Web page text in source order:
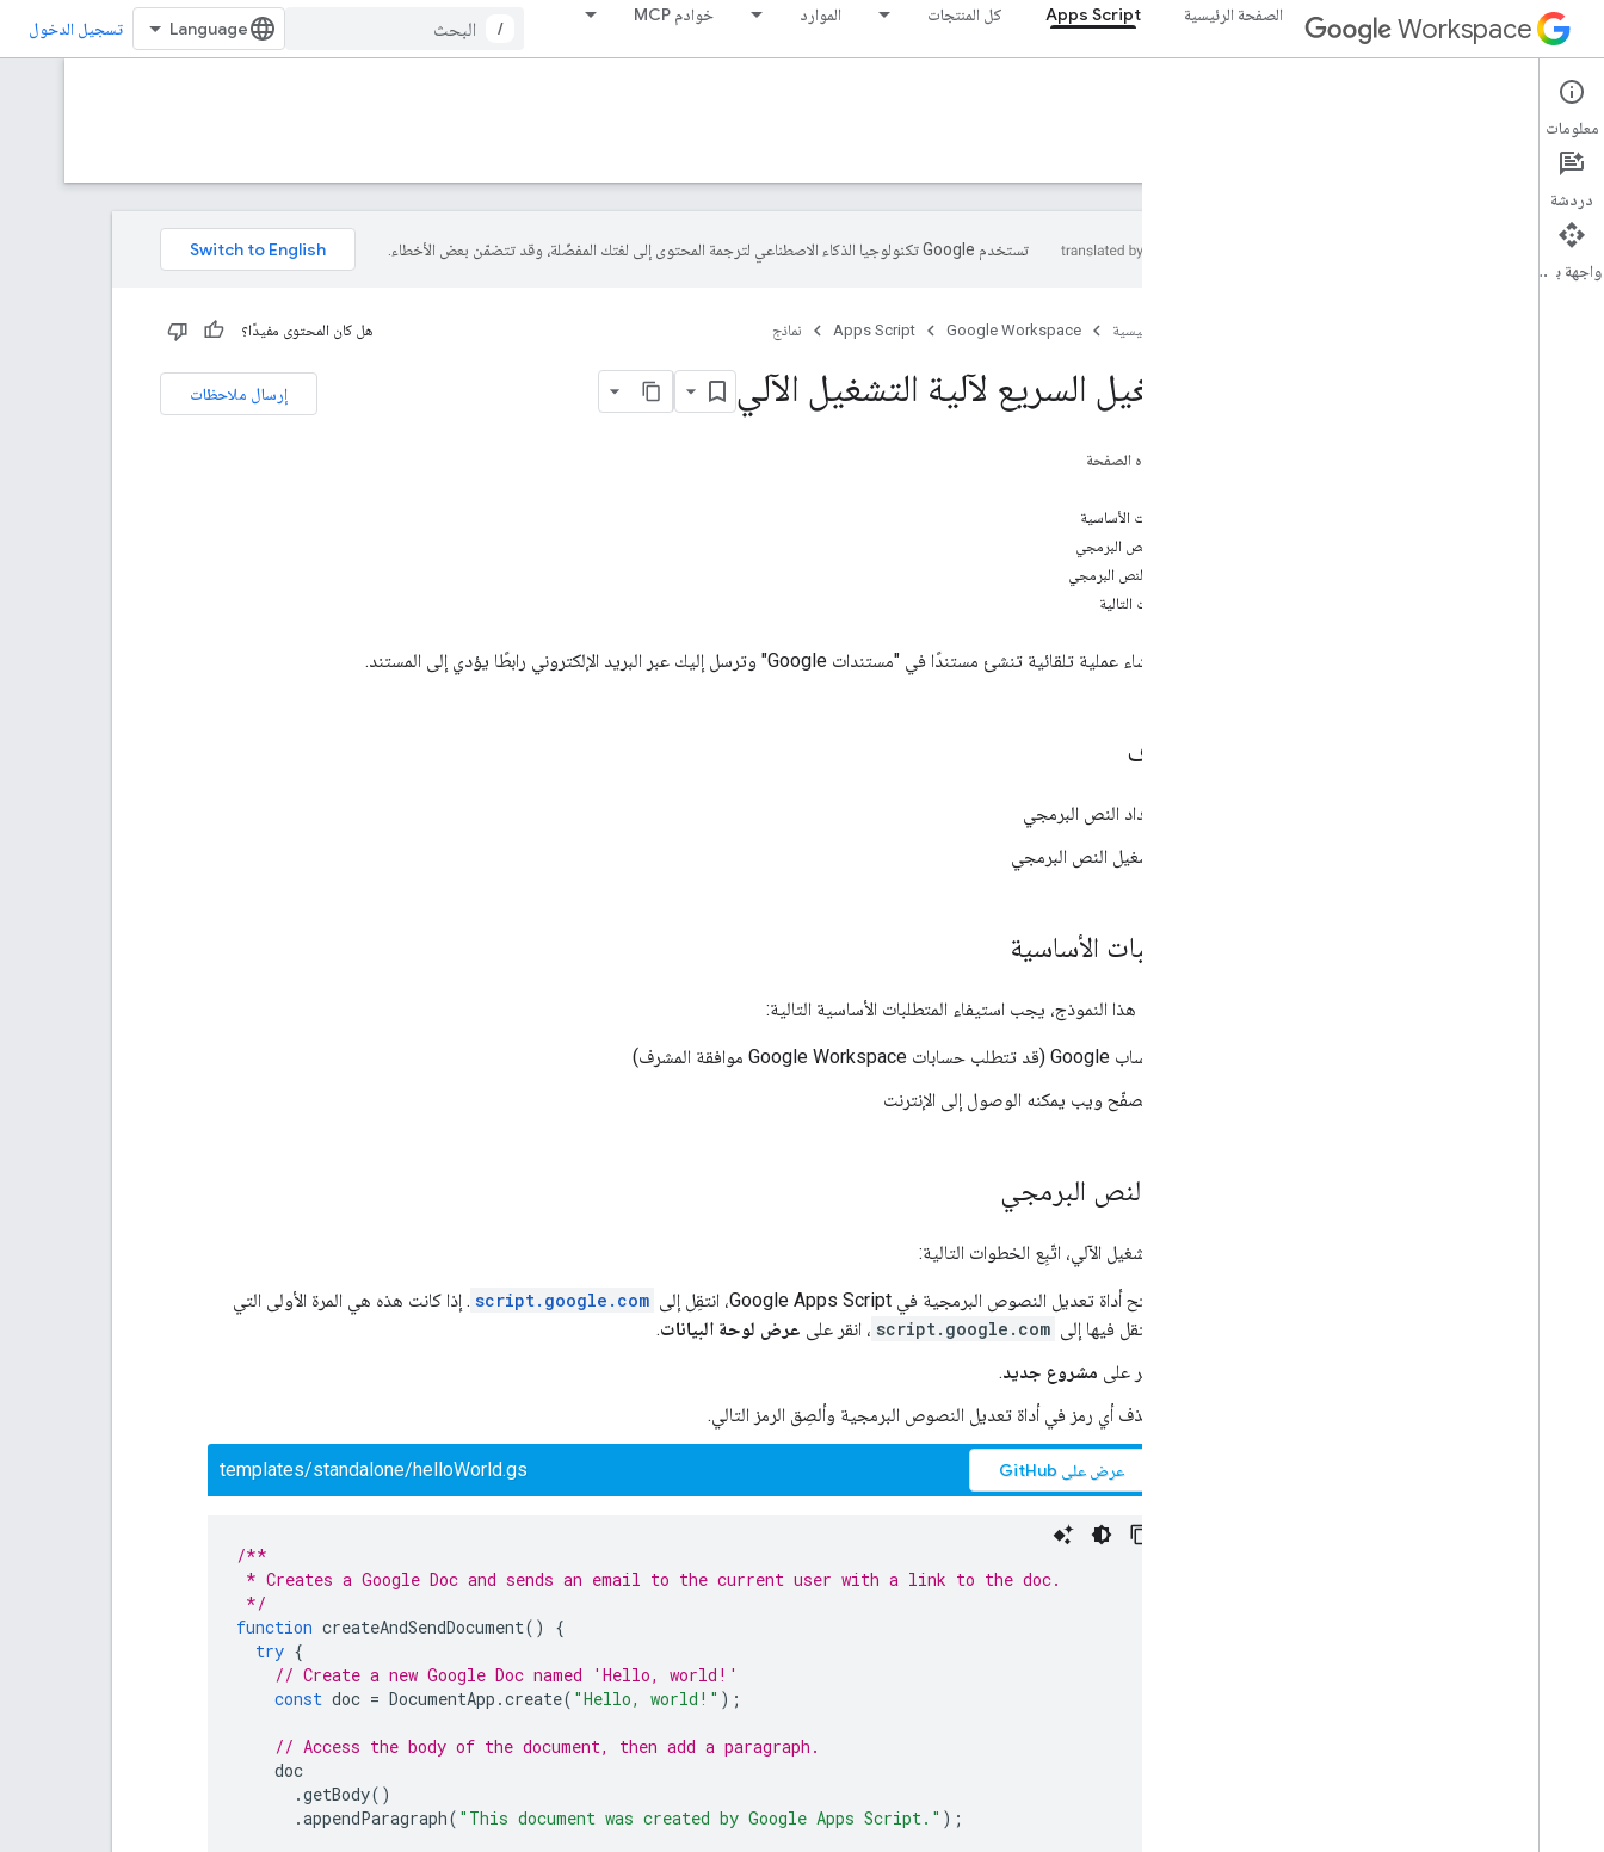
Workspace الصفحة الرئيسية Apps Script كل المنتجات الموارد خوادم MCP
/ تسجيل الدخول
Apps Script
نظرة عامة
تستخدم Google تكنولوجيا الذكاء الاصطناعي لترجمة المحتوى إلى لغتك المفضّلة، وقد تتضمّن بعض الأخطاء.
الصفحة الرئيسية Google Workspace
Apps Script نماذج هل كان المحتوى مفيدًا؟
إرسال ملاحظات التشغيل السريع لآلية التشغيل الآلي
على هذه الصفحة
المتطلبات الأساسية
إعداد النص البرمجي
تشغيل النص البرمجي
الخطوات التالية
يمكنك إنشاء عملية تلقائية تنشئ مستندًا في "مستندات Google" وترسل إليك عبر البريد الإلكتروني رابطًا يؤدي إلى المستند.
الأهداف
إعداد النص البرمجي
تشغيل النص البرمجي
المتطلبات الأساسية
لاستخدام هذا النموذج، يجب استيفاء المتطلبات الأساسية التالية:
حساب Google (قد تتطلب حسابات Google Workspace موافقة المشرف)
متصفّح ويب يمكنه الوصول إلى الإنترنت
إعداد النص البرمجي
لإنشاء التشغيل الآلي، اتّبِع الخطوات التالية:
لفتح أداة تعديل النصوص البرمجية في Google Apps Script، انتقِل إلى script.google.com . إذا كانت هذه هي المرة الأولى التي
تنتقل فيها إلى script.google.com ، انقر على عرض لوحة البيانات.
انقر على مشروع جديد.
احذف أي رمز في أداة تعديل النصوص البرمجية وألصِق الرمز التالي.
templates/standalone/helloWorld.gs عرض على GitHub
/**
* Creates a Google Doc and sends an email to the current user with a link to the doc.
*/
function createAndSendDocument()
{
try {
// Create a new Google Doc named 'Hello, world!'
const doc = DocumentApp .create( "Hello, world!" );
// Access the body of the document, then add a paragraph.
doc
.getBody()
.appendParagraph( "This document was created by Google Apps Script." );
معلومات
دردشة
واجهة برمجة التطبيقات